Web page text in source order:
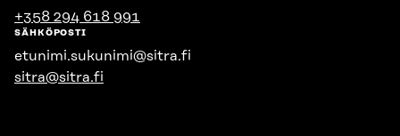
+358 294 618 991
SÄHKÖPOSTI
etunimi.sukunimi@sitra.fi
sitra@sitra.fi